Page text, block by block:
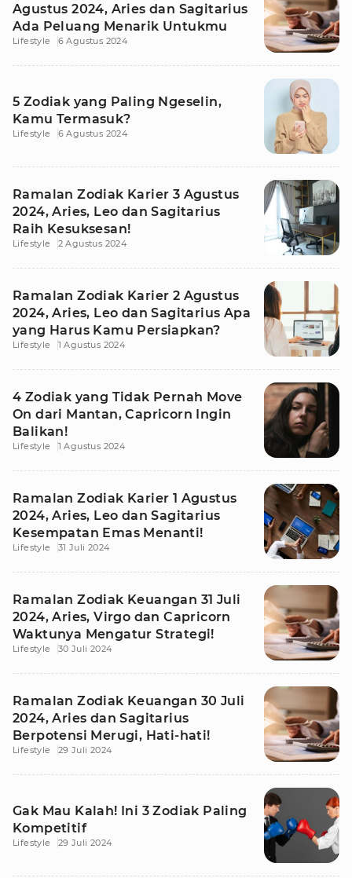
Agustus 2024, Aries dan Sagitarius
Ada Peluang Menarik Untukmu
Lifestyle 6 Agustus 2024
5 Zodiak yang Paling Ngeselin,
Kamu Termasuk?
Lifestyle 6 Agustus 2024
Ramalan Zodiak Karier 3 Agustus
2024, Aries, Leo dan Sagitarius
Raih Kesuksesan!
Lifestyle 2 Agustus 2024
Ramalan Zodiak Karier 2 Agustus
2024, Aries, Leo dan Sagitarius Apa
yang Harus Kamu Persiapkan?
Lifestyle 1 Agustus 2024
4 Zodiak yang Tidak Pernah Move
On dari Mantan, Capricorn Ingin
Balikan!
Lifestyle 1 Agustus 2024
Ramalan Zodiak Karier 1 Agustus
2024, Aries, Leo dan Sagitarius
Kesempatan Emas Menanti!
Lifestyle 31 Juli 2024
Ramalan Zodiak Keuangan 31 Juli
2024, Aries, Virgo dan Capricorn
Waktunya Mengatur Strategi!
Lifestyle 30 Juli 2024
Ramalan Zodiak Keuangan 30 Juli
2024, Aries dan Sagitarius
Berpotensi Merugi, Hati-hati!
Lifestyle 29 Juli 2024
Gak Mau Kalah! Ini 3 Zodiak Paling
Kompetitif
Lifestyle 29 Juli 2024